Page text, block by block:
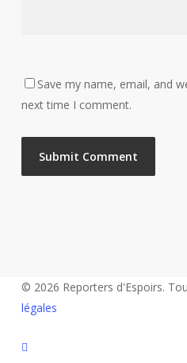
Save my name, email, and
next time I comment.
© 2026 Reporters d'Espoirs.
légales
twitter